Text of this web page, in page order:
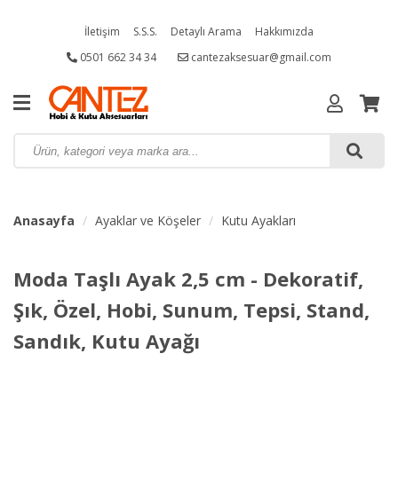
İletişim S.S.S. Detaylı Arama
Hakkımızda
0501 662 34 34
cantezaksesuar@gmail.com
Anasayfa Ayaklar ve Köşeler Kutu Ayakları
Moda Taşlı Ayak 2,5 cm - Dekoratif,
Şık, Özel, Hobi, Sunum, Tepsi, Stand,
Sandık, Kutu Ayağı